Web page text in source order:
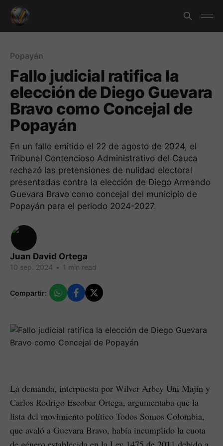
Popayán
Fallo judicial ratifica la
elección de Diego Guevara
Bravo como Concejal de
Popayán
En un fallo emitido el 22 de agosto de 2024, el
Tribunal Contencioso Administrativo del Cauca
rechazó las pretensiones de nulidad electoral
presentadas contra la elección de Diego Armando
Guevara Bravo como concejal del municipio de
Popayán para el periodo 2024-2027.
Juan David Ortega
10 sep. 2024 • 1 min read
Compartir:
La demanda, interpuesta por Wilver Arbey Uni Majín y
Carlos Rodrigo Escobar Ortega, argumentaba que la
lista del movimiento político Todos Somos Colombia,
que avaló a Guevara Bravo, había incumplido la cuota